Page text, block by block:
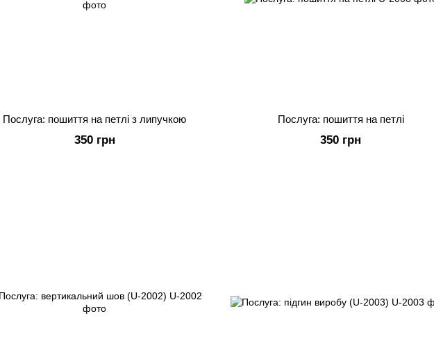
Послуга: пошиття на петлі з липучкою
350 грн
Послуга: пошиття на петлі
350 грн